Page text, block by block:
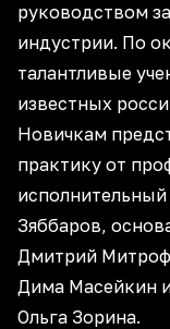
руководством
индустрии. По
талантливые
известных
Новичкам
практику от
Зяббаров,
Дмитрий
Дима Масейкин
Ольга Зорина.